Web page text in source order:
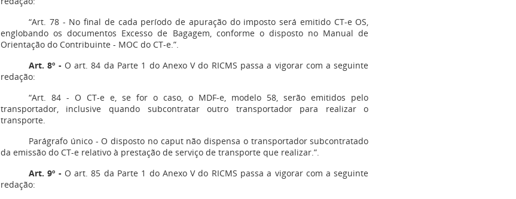
“Art. 78 - No final de cada período de apuração do imposto será emitido CT-e OS,
englobando os documentos Excesso de Bagagem, conforme o disposto no Manual de
Orientação do Contribuinte - MOC do CT-e.”.
Art. 8º - O art. 84 da Parte 1 do Anexo V do RICMS passa a vigorar com a seguinte
redação:
“Art. 84 - O CT-e e, se for o caso, o MDF-e, modelo 58, serão emitidos pelo
transportador, inclusive quando subcontratar outro transportador para realizar o
transporte.
Parágrafo único - O disposto no caput não dispensa o transportador subcontratado
da emissão do CT-e relativo à prestação de serviço de transporte que realizar.”.
Art. 9º - O art. 85 da Parte 1 do Anexo V do RICMS passa a vigorar com a seguinte
redação: